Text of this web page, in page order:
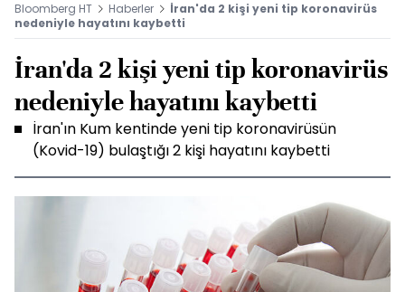
Bloomberg HT Haberler
İran'da 2 kişi yeni tip koronavirüs
nedeniyle hayatını kaybetti
İran'da 2 kişi yeni tip koronavirüs
nedeniyle hayatını kaybetti
İran'ın Kum kentinde yeni tip koronavirüsün
(Kovid-19) bulaştığı 2 kişi hayatını kaybetti